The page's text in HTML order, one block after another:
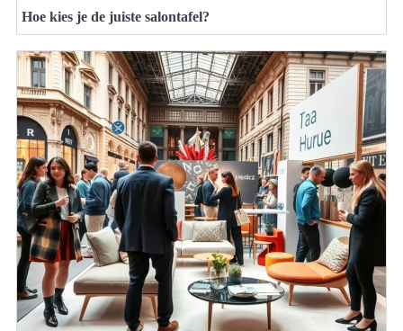
Hoe kies je de juiste salontafel?